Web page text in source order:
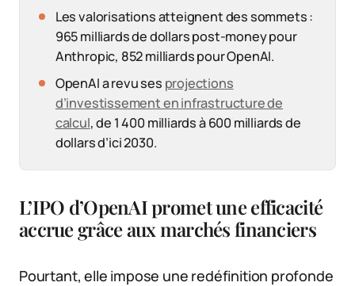
Les valorisations atteignent des sommets :
965 milliards de dollars post-money pour
Anthropic, 852 milliards pour OpenAI.
OpenAI a revu ses projections
d’investissement en infrastructure de
calcul, de 1 400 milliards à 600 milliards de
dollars d’ici 2030.
L’IPO d’OpenAI promet une efficacité
accrue grâce aux marchés financiers
Pourtant, elle impose une redéfinition profonde